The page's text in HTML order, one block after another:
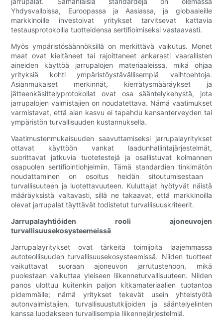
Yhdysvalloissa, Euroopassa ja Aasiassa, ja globaaleille
markkinoille investoivat yritykset tarvitsevat kattavia
testausprotokollia tuotteidensa sertifioimiseksi vastaavasti.
Myös ympäristösäännöksillä on merkittävä vaikutus. Monet
maat ovat kieltäneet tai rajoittaneet ankarasti vaarallisten
aineiden käyttöä jarrupalojen materiaaleissa, mikä ohjaa
yrityksiä kohti ympäristöystävällisempiä vaihtoehtoja.
Asianmukaiset merkinnät, kierrätysmääräykset ja
jätteenkäsittelyprotokollat ​​ovat osa sääntelykehystä, jota
jarrupalojen valmistajien on noudatettava. Nämä vaatimukset
varmistavat, että alan kasvu ei tapahdu kansanterveyden tai
ympäristön turvallisuuden kustannuksella.
Vaatimustenmukaisuuden saavuttamiseksi jarrupalayritykset
ottavat käyttöön vankat laadunhallintajärjestelmät,
suorittavat jatkuvia tuotetestejä ja osallistuvat kolmannen
osapuolen sertifiointiohjelmiin. Tämä standardien tinkimätön
noudattaminen on osoitus heidän sitoutumisestaan ​​
turvallisuuteen ja luotettavuuteen. Kuluttajat hyötyvät näistä
määräyksistä valtavasti, sillä ne takaavat, että markkinoilla
olevat jarrupalat täyttävät todistetut turvallisuuskriteerit.
Jarrupalayhtiöiden rooli ajoneuvojen
turvallisuusekosysteemeissä
Jarrupalayritykset ovat tärkeitä toimijoita laajemmassa
autoteollisuuden turvallisuusekosysteemissä. Niiden tuotteet
vaikuttavat suoraan ajoneuvon jarrutustehoon, mikä
puolestaan ​​vaikuttaa yleiseen liikenneturvallisuuteen. Niiden
panos ulottuu kuitenkin paljon kitkamateriaalien tuotantoa
pidemmälle; nämä yritykset tekevät usein yhteistyötä
autonvalmistajien, turvallisuustutkijoiden ja sääntelyelinten
kanssa luodakseen turvallisempia liikennejärjestelmiä.